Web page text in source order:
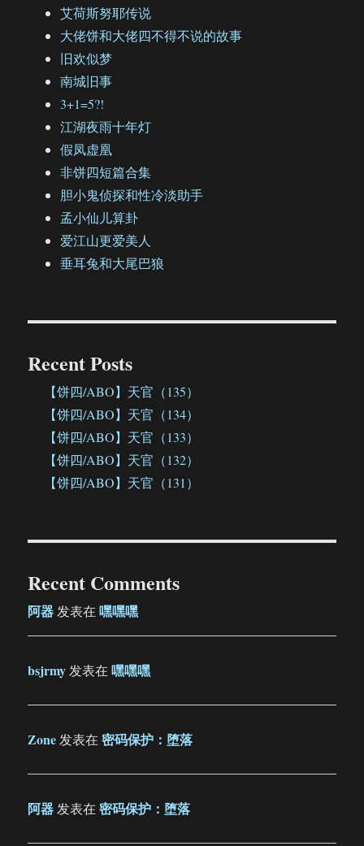
艾荷斯努耶传说
大佬饼和大佬四不得不说的故事
旧欢似梦
南城旧事
3+1=5?!
江湖夜雨十年灯
假凤虚凰
非饼四短篇合集
胆小鬼侦探和性冷淡助手
孟小仙儿算卦
爱江山更爱美人
垂耳兔和大尾巴狼
Recent Posts
【饼四/ABO】天官（135）
【饼四/ABO】天官（134）
【饼四/ABO】天官（133）
【饼四/ABO】天官（132）
【饼四/ABO】天官（131）
Recent Comments
阿器发表在嘿嘿嘿
bsjrmy发表在嘿嘿嘿
Zone发表在密码保护：堕落
阿器发表在密码保护：堕落